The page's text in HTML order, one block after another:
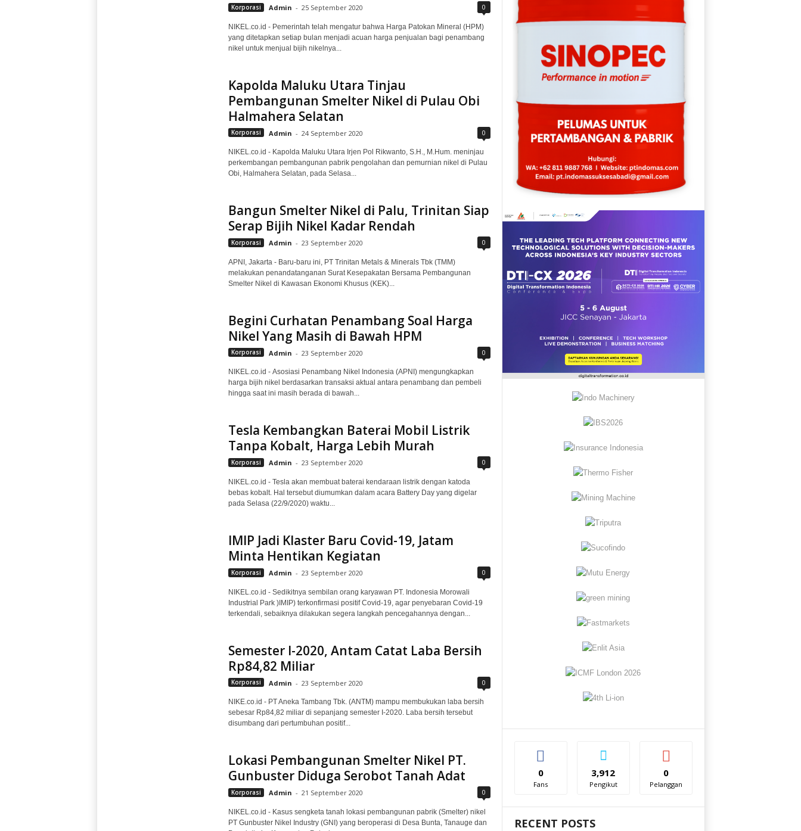
Korporasi Admin - 25 September 2020 0
NIKEL.co.id - Pemerintah telah mengatur bahwa Harga Patokan Mineral (HPM)
yang ditetapkan setiap bulan menjadi acuan harga penjualan bagi penambang
nikel untuk menjual bijih nikelnya...
Kapolda Maluku Utara Tinjau
Pembangunan Smelter Nikel di Pulau Obi
Halmahera Selatan
Korporasi Admin - 24 September 2020 0
NIKEL.co.id - Kapolda Maluku Utara Irjen Pol Rikwanto, S.H., M.Hum. meninjau
perkembangan pembangunan pabrik pengolahan dan pemurnian nikel di Pulau
Obi, Halmahera Selatan, pada Selasa...
Bangun Smelter Nikel di Palu, Trinitan Siap
Serap Bijih Nikel Kadar Rendah
Korporasi Admin - 23 September 2020 0
APNI, Jakarta - Baru-baru ini, PT Trinitan Metals & Minerals Tbk (TMM)
melakukan penandatanganan Surat Kesepakatan Bersama Pembangunan
Smelter Nikel di Kawasan Ekonomi Khusus (KEK)...
Begini Curhatan Penambang Soal Harga
Nikel Yang Masih di Bawah HPM
Korporasi Admin - 23 September 2020 0
NIKEL.co.id - Asosiasi Penambang Nikel Indonesia (APNI) mengungkapkan
harga bijih nikel berdasarkan transaksi aktual antara penambang dan pembeli
hingga saat ini masih berada di bawah...
Tesla Kembangkan Baterai Mobil Listrik
Tanpa Kobalt, Harga Lebih Murah
Korporasi Admin - 23 September 2020 0
NIKEL.co.id - Tesla akan membuat baterai kendaraan listrik dengan katoda
bebas kobalt. Hal tersebut diumumkan dalam acara Battery Day yang digelar
pada Selasa (22/9/2020) waktu...
IMIP Jadi Klaster Baru Covid-19, Jatam
Minta Hentikan Kegiatan
Korporasi Admin - 23 September 2020 0
NIKEL.co.id - Sedikitnya sembilan orang karyawan PT. Indonesia Morowali
Industrial Park )IMIP) terkonfirmasi positif Covid-19, agar penyebaran Covid-19
terkendali, sebaiknya dilakukan segera langkah pencegahannya dengan...
Semester I-2020, Antam Catat Laba Bersih
Rp84,82 Miliar
Korporasi Admin - 23 September 2020 0
NIKE.co.id - PT Aneka Tambang Tbk. (ANTM) mampu membukukan laba bersih
sebesar Rp84,82 miliar di sepanjang semester I-2020. Laba bersih tersebut
disumbang dari pertumbuhan positif...
Lokasi Pembangunan Smelter Nikel PT.
Gunbuster Diduga Serobot Tanah Adat
Korporasi Admin - 21 September 2020 0
NIKEL.co.id - Kasus sengketa tanah lokasi pembangunan pabrik (Smelter) nikel
PT Gunbuster Nikel Industry (GNI) yang beroperasi di Desa Bunta, Tanauge dan
0
Fans
3,912
Pengikut
0
Pelanggan
RECENT POSTS